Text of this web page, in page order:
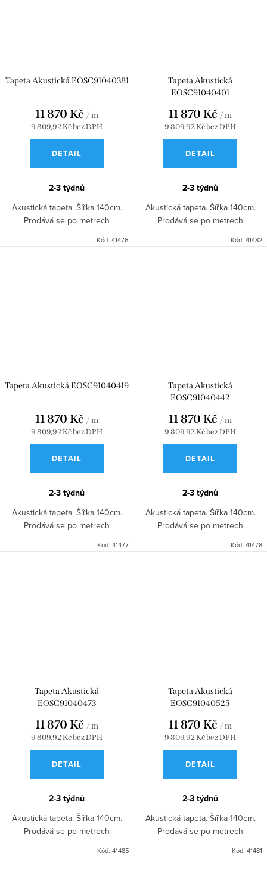
Tapeta Akustická EOSC91040381
9 809,92 Kč bez DPH
11 870 Kč / m
DETAIL
2-3 týdnů
Akustická tapeta. Šířka 140cm.
Prodává se po metrech
Kód: 41476
Tapeta Akustická
EOSC91040401
9 809,92 Kč bez DPH
11 870 Kč / m
DETAIL
2-3 týdnů
Akustická tapeta. Šířka 140cm.
Prodává se po metrech
Kód: 41482
Tapeta Akustická EOSC91040419
9 809,92 Kč bez DPH
11 870 Kč / m
DETAIL
2-3 týdnů
Akustická tapeta. Šířka 140cm.
Prodává se po metrech
Kód: 41477
Tapeta Akustická
EOSC91040442
9 809,92 Kč bez DPH
11 870 Kč / m
DETAIL
2-3 týdnů
Akustická tapeta. Šířka 140cm.
Prodává se po metrech
Kód: 41478
Tapeta Akustická
EOSC91040473
9 809,92 Kč bez DPH
11 870 Kč / m
DETAIL
2-3 týdnů
Akustická tapeta. Šířka 140cm.
Prodává se po metrech
Kód: 41485
Tapeta Akustická
EOSC91040525
9 809,92 Kč bez DPH
11 870 Kč / m
DETAIL
2-3 týdnů
Akustická tapeta. Šířka 140cm.
Prodává se po metrech
Kód: 41481